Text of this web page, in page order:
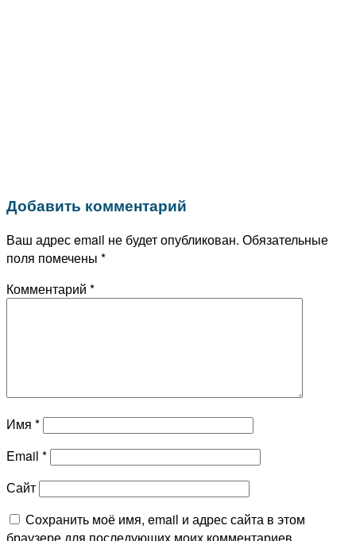
Добавить комментарий
Ваш адрес email не будет опубликован. Обязательные
поля помечены *
Комментарий *
Имя *
Email *
Сайт
Сохранить моё имя, email и адрес сайта в этом